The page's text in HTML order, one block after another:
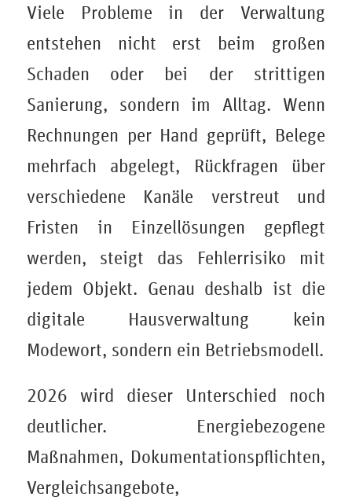
Viele Probleme in der Verwaltung
entstehen nicht erst beim großen
Schaden oder bei der strittigen
Sanierung, sondern im Alltag. Wenn
Rechnungen per Hand geprüft, Belege
mehrfach abgelegt, Rückfragen über
verschiedene Kanäle verstreut und
Fristen in Einzellösungen gepflegt
werden, steigt das Fehlerrisiko mit
jedem Objekt. Genau deshalb ist die
digitale Hausverwaltung kein
Modewort, sondern ein Betriebsmodell.
2026 wird dieser Unterschied noch
deutlicher. Energiebezogene
Maßnahmen, Dokumentationspflichten,
Vergleichsangebote,